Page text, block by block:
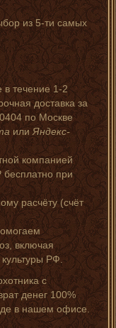
из 5-ти самых
в течение 1-2
доставка за
по Москве
илиЯндекс-
компанией
при
расчёту (счёт
включая
РФ.
с
денег 100%
в нашем офисе.